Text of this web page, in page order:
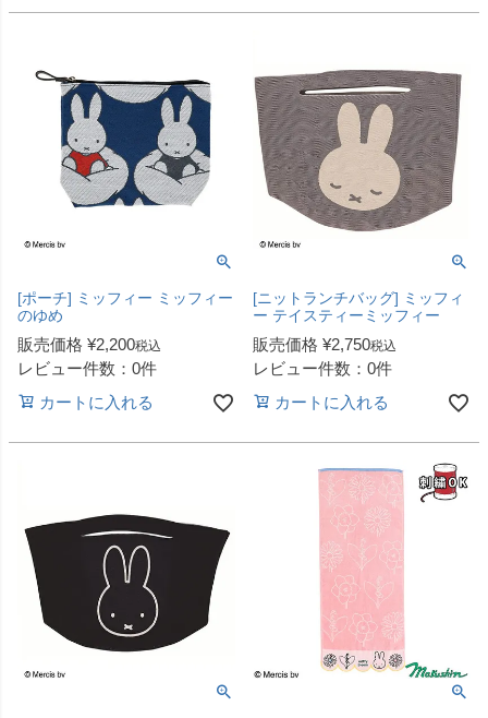
[ポーチ] ミッフィー ミッフィー
のゆめ
販売価格 ¥2,200税込
レビュー件数：0件
カートに入れる
[ニットランチバッグ] ミッフィ
ー テイスティーミッフィー
販売価格 ¥2,750税込
レビュー件数：0件
カートに入れる